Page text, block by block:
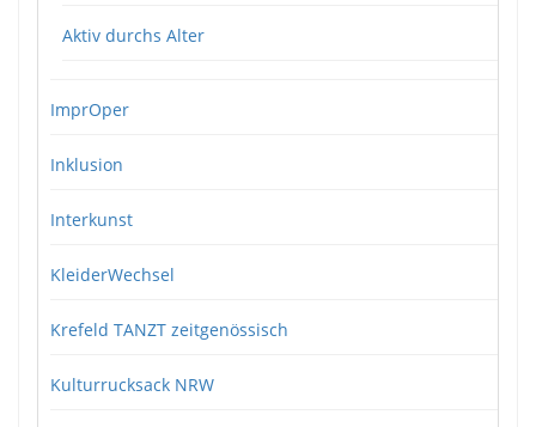
Aktiv durchs Alter
ImprOper
Inklusion
Interkunst
KleiderWechsel
Krefeld TANZT zeitgenössisch
Kulturrucksack NRW